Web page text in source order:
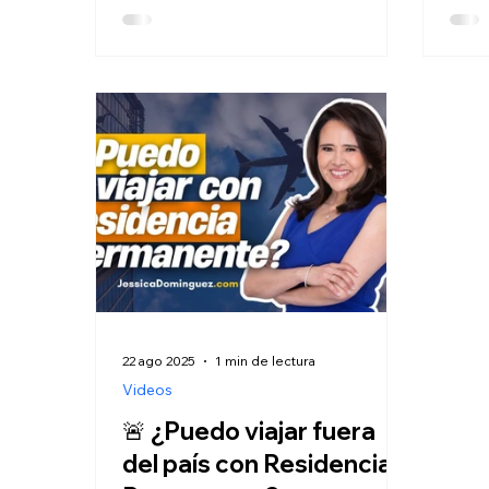
niños ante esta…
y
🚨 ¿Puedo viajar fuera
del país con Residencia
Videos
22 ago 2025 1 min de lectura